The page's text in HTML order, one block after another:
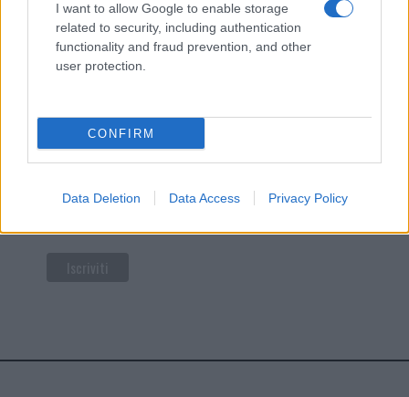
I want to allow Google to enable storage
related to security, including authentication
functionality and fraud prevention, and other
user protection.
CONFIRM
Data Deletion Data Access Privacy Policy
Indirizzo email*
marketing. Iscrivendoti alla newsletter accetti che le
tue informazioni siano trasferite a Mailchimp per
l'elaborazione.Leggi qui l'informativa sulla privacy
di Mailchimp.
facendo clic sul collegamento nel piè di pagina delle